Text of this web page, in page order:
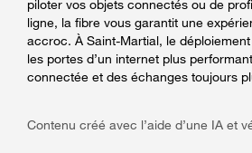
piloter vos objets connectés ou de
ligne, la fibre vous garantit une
accroc. À Saint-Martial, le
les portes d’un internet plus
connectée et des échanges toujours
Contenu créé avec l’aide d’une IA et